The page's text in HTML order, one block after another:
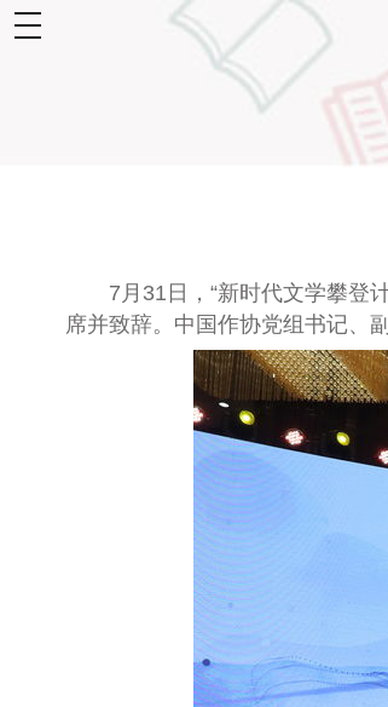
toggle
7月31日，“新时代文学攀登计
席并致辞。中国作协党组书记、